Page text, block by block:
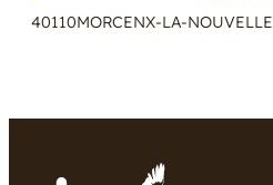
40110MORCENX-LA-NOUVELLE